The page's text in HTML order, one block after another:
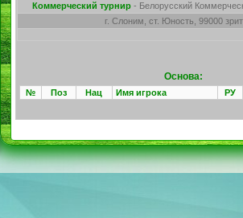
Коммерческий турнир - Белорусский
г. Слоним, ст. Юность, 99000
Основа:
№ Поз Нац Имя игрока РУ